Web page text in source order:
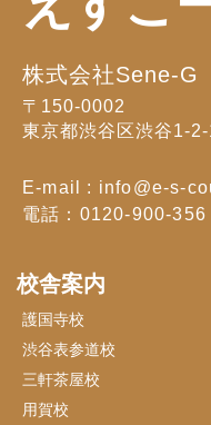
株式会社Sene-G
〒150-0002
東京都渋谷区渋谷1-
E-mail : info@e-s-
電話：0120-900-356
校舎案内
護国寺校
渋谷表参道校
三軒茶屋校
用賀校